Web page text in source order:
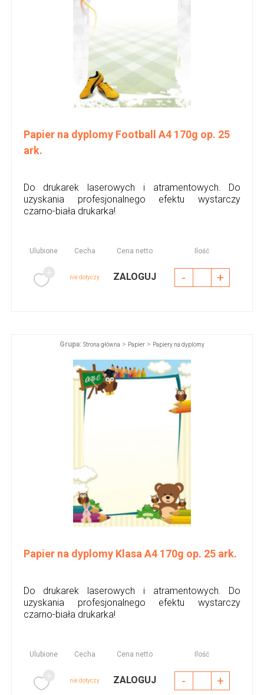
Papier na dyplomy Football A4 170g op. 25
ark.
Do drukarek laserowych i atramentowych. Do
uzyskania profesjonalnego efektu wystarczy
czarno-biała drukarka!
Ulubione Cecha Cena netto Ilość
nie dotyczy ZALOGUJ - +
Grupa: Strona główna > Papier > Papiery na dyplomy
Papier na dyplomy Klasa A4 170g op. 25 ark.
Do drukarek laserowych i atramentowych. Do
uzyskania profesjonalnego efektu wystarczy
czarno-biała drukarka!
Ulubione Cecha Cena netto Ilość
nie dotyczy ZALOGUJ - +